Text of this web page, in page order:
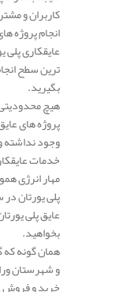
کاربران و
انجام پروژه
عایقکاری پلی
ترین سطح
بگیرید.
هیچ
پروژه های
وجود نداشته
خدمات
مهار انرژی
پلی یورتان
عایق پلی
بخواهید.
همان گونه
و شهرستان
خرید و فروش